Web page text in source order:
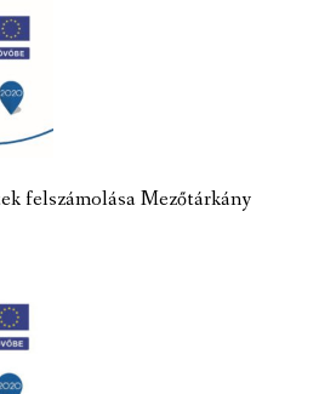
felszámolása Mezőtárkány